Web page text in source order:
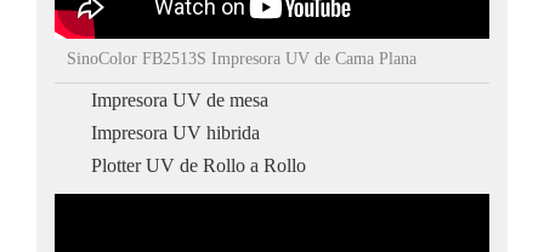
SinoColor FB2513S Impresora UV de Cama Plana
Impresora UV de mesa
Impresora UV hibrida
Plotter UV de Rollo a Rollo